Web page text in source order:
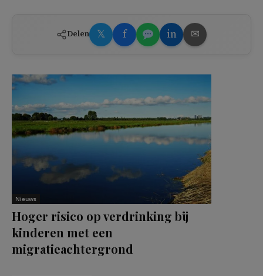
Delen 𝕏 f in ✉
Nieuws
Hoger risico op verdrinking bij
kinderen met een
migratieachtergrond